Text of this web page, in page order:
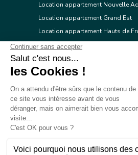
Location appartement Nouvelle
Location appartement Grand Est
Location appartement Hauts de
Location appartement Ile de France
Location appartement Centre Val
Location appartement Occitanie
Location appartement Pays de la
Location appartement Provence
Location appartement Corse